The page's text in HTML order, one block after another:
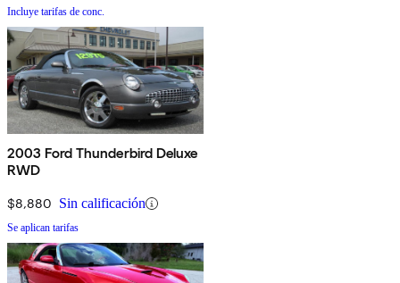
Incluye tarifas de conc.
2003 Ford Thunderbird Deluxe
RWD
$8,880 Sin calificación
Se aplican tarifas